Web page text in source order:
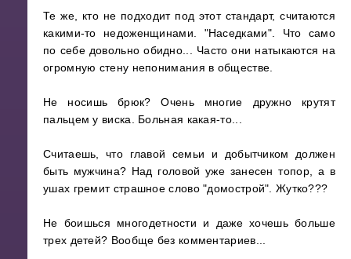
Те же, кто не подходит под этот стандарт, считаются
какими-то недоженщинами. "Наседками". Что само
по себе довольно обидно... Часто они натыкаются на
огромную стену непонимания в обществе.
Не носишь брюк? Очень многие дружно крутят
пальцем у виска. Больная какая-то...
Считаешь, что главой семьи и добытчиком должен
быть мужчина? Над головой уже занесен топор, а в
ушах гремит страшное слово "домострой". Жутко???
Не боишься многодетности и даже хочешь больше
трех детей? Вообще без комментариев...